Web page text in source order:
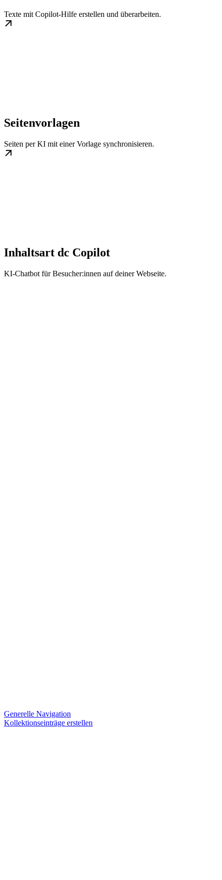
Texte mit Copilot-Hilfe erstellen und überarbeiten.
Seitenvorlagen
Seiten per KI mit einer Vorlage synchronisieren.
Inhaltsart dc Copilot
KI-Chatbot für Besucher:innen auf deiner Webseite.
Generelle Navigation
Kollektionseinträge erstellen